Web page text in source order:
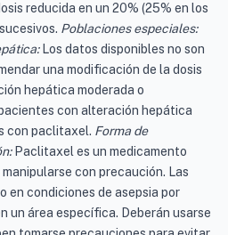
reducida en un 20% (25% en los
Poblaciones especiales:
Los datos disponibles no son
una modificación de la dosis
hepática moderada o
con alteración hepática
con paclitaxel. Forma de
Paclitaxel es un medicamento
con precaución. Las
en condiciones de asepsia por
un área específica. Deberán usarse